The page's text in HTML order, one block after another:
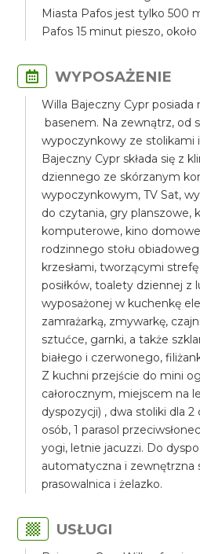
Miasta Pafos jest tylko 500
Pafos 15 minut pieszo,
WYPOSAŻENIE
Willa Bajeczny Cypr posiada
basenem. Na zewnątrz, od
wypoczynkowy ze stolikami i
Bajeczny Cypr składa się z
dziennego ze skórzanym
wypoczynkowym, TV Sat,
do czytania, gry planszowe,
komputerowe, kino
rodzinnego stołu
krzesłami, tworzącymi
posiłków, toalety dziennej z
wyposażonej w kuchenkę
zamrażarką, zmywarkę,
sztućce, garnki, a także
białego i czerwonego,
Z kuchni przejście do mini
całorocznym, miejscem na
dyspozycji) , dwa stoliki dla
osób, 1 parasol
yogi, letnie jacuzzi. Do
automatyczna i zewnętrzna
prasowalnica i żelazko.
USŁUGI